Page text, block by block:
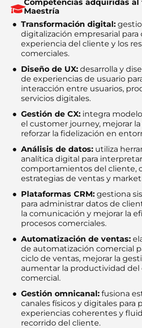
Competencias adquiridas
Maestría
Transformación digital:
digitalización empresarial para
experiencia del cliente y los
comerciales.
Diseño de UX: desarrolla y
de experiencias de usuario
interacción entre usuarios,
servicios digitales.
Gestión de CX: integra
el customer journey, mejorar
reforzar la fidelización en
Análisis de datos: utiliza
analítica digital para
comportamientos del cliente,
estrategias de ventas y
Plataformas CRM: gestiona
para administrar datos de
la comunicación y mejorar la
procesos comerciales.
Automatización de ventas:
de automatización comercial
ciclo de ventas, mejorar la
aumentar la productividad del
comercial.
Gestión omnicanal: fusiona
canales físicos y digitales para
experiencias coherentes y
recorrido del cliente.